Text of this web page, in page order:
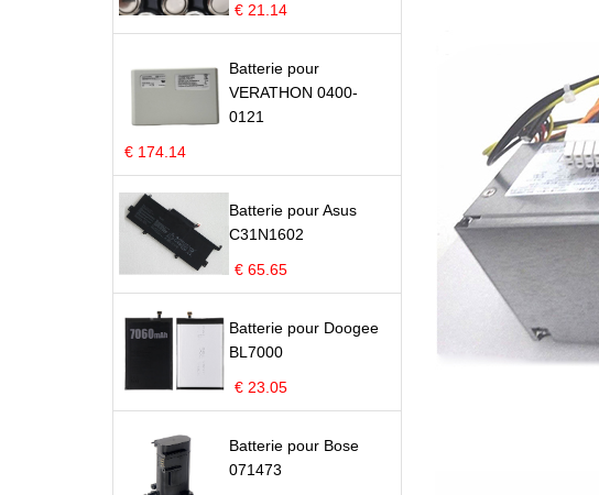
€ 21.14
Batterie pour
VERATHON 0400-
0121
€ 174.14
Batterie pour Asus
C31N1602
€ 65.65
Batterie pour Doogee
BL7000
€ 23.05
Batterie pour Bose
071473